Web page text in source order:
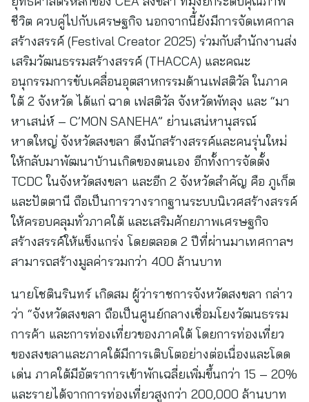
ชีวิต ควบคู่ไปกับเศรษฐกิจ นอกจากนี้ยังมีการจัดเทศกาล
สร้างสรรค์ (Festival Creator 2025) ร่วมกับสำนักงานส่ง
เสริมวัฒนธรรมสร้างสรรค์ (THACCA) และคณะ
อนุกรรมการขับเคลื่อนอุตสาหกรรมด้านเฟสติวัล ในภาค
ใต้ 2 จังหวัด ได้แก่ ฉาด เฟสติวัล จังหวัดพัทลุง และ “มา
หาเสน่ห์ – C’MON SANEHA” ย่านเสน่หานุสรณ์
หาดใหญ่ จังหวัดสงขลา ดึงนักสร้างสรรค์และคนรุ่นใหม่
ให้กลับมาพัฒนาบ้านเกิดของตนเอง อีกทั้งการจัดตั้ง
TCDC ในจังหวัดสงขลา และอีก 2 จังหวัดสำคัญ คือ ภูเก็ต
และปัตตานี ถือเป็นการวางรากฐานระบบนิเวศสร้างสรรค์
ให้ครอบคลุมทั่วภาคใต้ และเสริมศักยภาพเศรษฐกิจ
สร้างสรรค์ให้แข็งแกร่ง โดยตลอด 2 ปีที่ผ่านมาเทศกาลฯ
สามารถสร้างมูลค่ารวมกว่า 400 ล้านบาท
นายโชตินรินทร์ เกิดสม ผู้ว่าราชการจังหวัดสงขลา กล่าว
ว่า “จังหวัดสงขลา ถือเป็นศูนย์กลางเชื่อมโยงวัฒนธรรม
การค้า และการท่องเที่ยวของภาคใต้ โดยการท่องเที่ยว
ของสงขลาและภาคใต้มีการเติบโตอย่างต่อเนื่องและโดด
เด่น ภาคใต้มีอัตราการเข้าพักเฉลี่ยเพิ่มขึ้นกว่า 15 – 20%
และรายได้จากการท่องเที่ยวสูงกว่า 200,000 ล้านบาท